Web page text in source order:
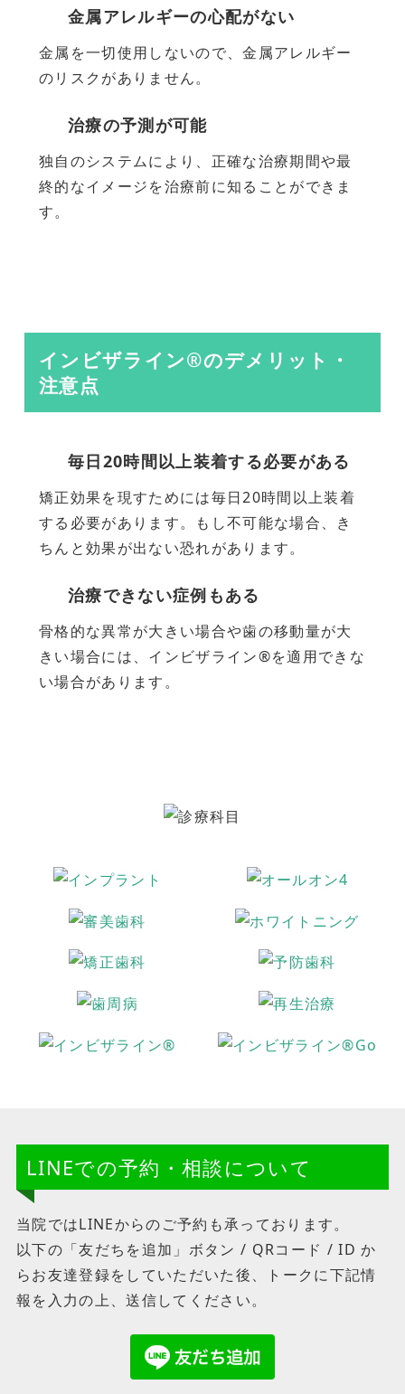
金属アレルギーの心配がない
金属を一切使用しないので、金属アレルギー
のリスクがありません。
治療の予測が可能
独自のシステムにより、正確な治療期間や最
終的なイメージを治療前に知ることができま
す。
インビザライン®のデメリット・
注意点
毎日20時間以上装着する必要がある
矯正効果を現すためには毎日20時間以上装着
する必要があります。もし不可能な場合、き
ちんと効果が出ない恐れがあります。
治療できない症例もある
骨格的な異常が大きい場合や歯の移動量が大
きい場合には、インビザライン®を適用できな
い場合があります。
LINEでの予約・相談について
当院ではLINEからのご予約も承っております。
以下の「友だちを追加」ボタン / QRコード / ID か
らお友達登録をしていただいた後、トークに下記情
報を入力の上、送信してください。